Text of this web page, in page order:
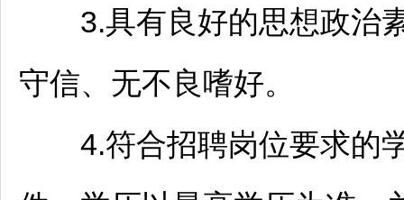
3.具有良好的思想政治素
守信、无不良嗜好。
4.符合招聘岗位要求的